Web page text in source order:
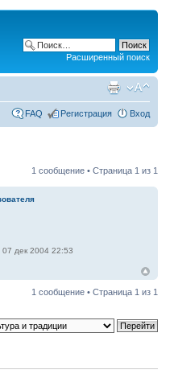
Расширенный поиск
FAQ Регистрация Вход
1 сообщение • Страница 1 из 1
07 дек 2004 22:53
1 сообщение • Страница 1 из 1